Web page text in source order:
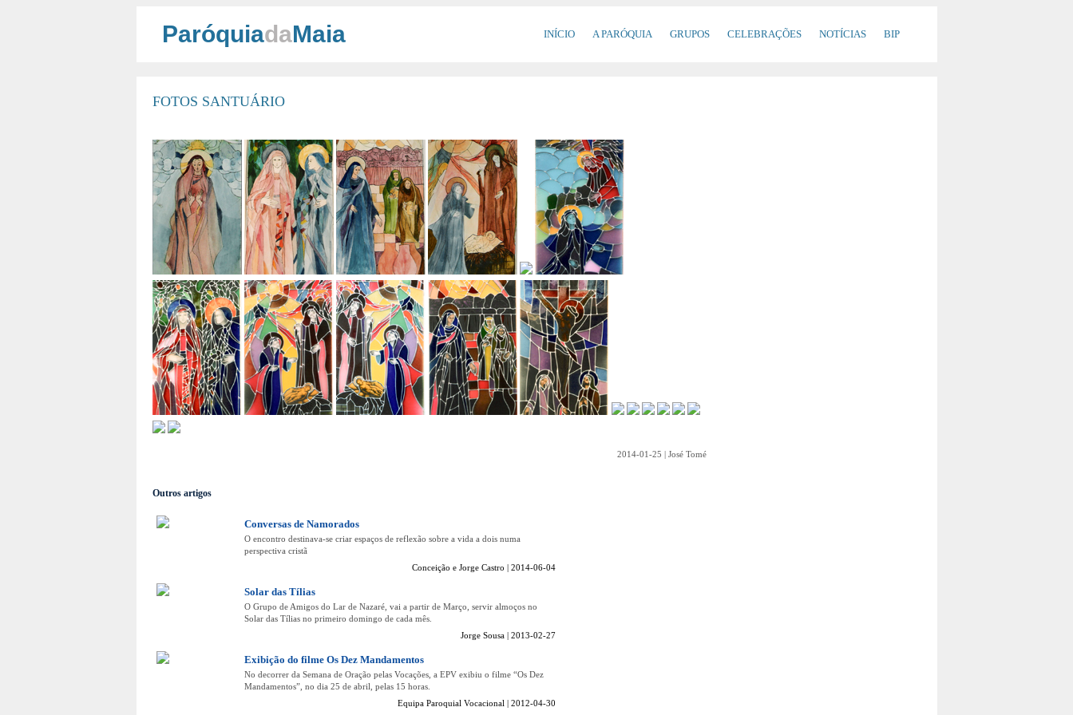
ParóquiadaMaia INÍCIO A PARÓQUIA GRUPOS CELEBRAÇÕES NOTÍCIAS BIP
FOTOS SANTUÁRIO
2014-01-25 | José Tomé
Outros artigos
Conversas de Namorados
Conceição e Jorge Castro | 2014-06-04
O encontro destinava-se criar espaços de reflexão sobre a vida a dois numa
perspectiva cristã
Solar das Tílias
Jorge Sousa | 2013-02-27
O Grupo de Amigos do Lar de Nazaré, vai a partir de Março, servir almoços no
Solar das Tílias no primeiro domingo de cada mês.
Exibição do filme Os Dez Mandamentos
Equipa Paroquial Vocacional | 2012-04-30
No decorrer da Semana de Oração pelas Vocações, a EPV exibiu o filme “Os Dez
Mandamentos”, no dia 25 de abril, pelas 15 horas.